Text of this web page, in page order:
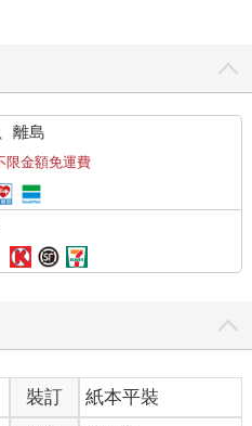
離島
限金額免運費
裝訂
紙本平裝